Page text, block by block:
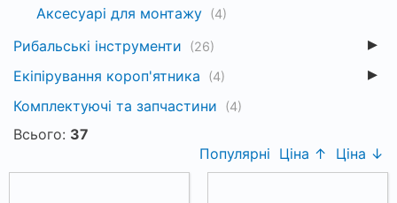
Аксесуарі для монтажу (4)
Рибальські інструменти (26)
Екіпірування короп'ятника (4)
Комплектуючі та запчастини (4)
Всього: 37
Популярні Ціна ↑ Ціна ↓